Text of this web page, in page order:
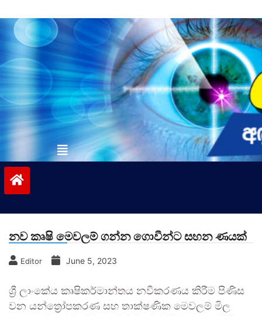
to
contentvinivida.lk
නව කෘෂි මෙවලම් ගන්න ගොවීන්ට සහන ණයක්
Editor June 5, 2023
ශ්‍රී ලාංකේය කෘෂිකර්මාන්තය නවීකරණය කිරීම පිණිස
වන යන්ත්‍රෝපකරණ සහ තාක්ෂණික මෙවලම් මිල